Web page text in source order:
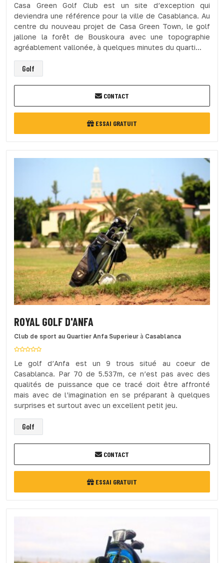
Casa Green Golf Club est un site d’exception qui
deviendra une référence pour la ville de Casablanca. Au
centre du nouveau projet de Casa Green Town, le golf
jallone la forêt de Bouskoura avec une topographie
agréablement vallonée, à quelques minutes du quarti...
Golf
CONTACT
ESSAI GRATUIT
ROYAL GOLF D'ANFA
Club de sport au Quartier Anfa Superieur à Casablanca
Le golf d’Anfa est un 9 trous situé au coeur de
Casablanca. Par 70 de 5.537m, ce n’est pas avec des
qualités de puissance que ce tracé doit être affronté
mais avec de l’imagination en se préparant à quelques
surprises et surtout avec un excellent petit jeu.
Golf
CONTACT
ESSAI GRATUIT